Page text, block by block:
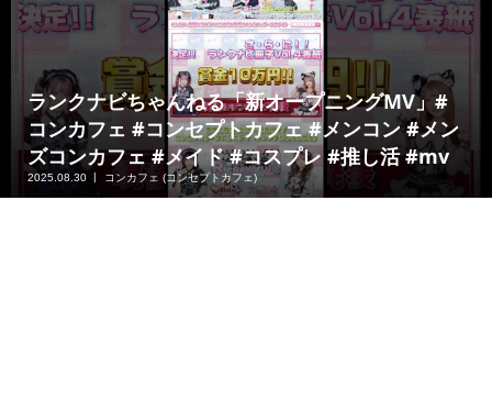
ランクナビちゃんねる「新オープニングMV」#
コンカフェ #コンセプトカフェ #メンコン #メン
ズコンカフェ #メイド #コスプレ #推し活 #mv
2025.08.30 コンカフェ (コンセプトカフェ)